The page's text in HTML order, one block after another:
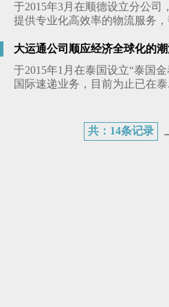
于2015年3月在顺德设立分公司
提供专业化高效率的物流服务，
大运通公司顺应经济全球化的
于2015年1月在泰国设立“泰国
国际速递业务，目前为止已在泰
共：14条记录